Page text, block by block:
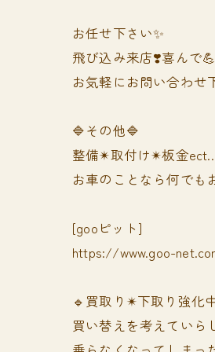
お任せ下さい✨
飛び込み来店❣️喜んで
お気軽にお問い合わせ
🔷その他🔷
整備✴︎取付け✴︎板金
お車のことなら何でも
[gooピット]
https://www.goo-
🔹買取り✴︎下取り強化
買い替えを考えていら